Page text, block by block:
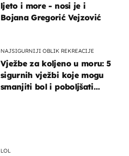
LOL
ljeto i more - nosi je i
Bojana Gregorić Vejzović
NAJSIGURNIJI OBLIK REKREACIJE
Vježbe za koljeno u moru: 5
sigurnih vježbi koje mogu
smanjiti bol i poboljšati